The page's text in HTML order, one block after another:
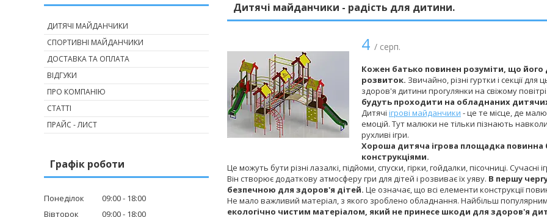
Дитячі майданчики - радість для дитини.
4 / серп.
Кожен батько повинен розуміти, що
розвиток. Звичайно, різні гуртки і секції
здоров'я дитини прогулянки на свіжому
будуть проходити на обладнаних
Дитячі ігрові майданчики - це те місце, де
емоцій. Тут малюки не тільки пізнають
рухливі ігри.
Хороша дитяча ігрова площадка повинна
конструкціями.
Це можуть бути різні лазалкі, підйоми, спуски, гірки, гойдалки, пісочниці.
Він створює додаткову атмосферу гри для дітей і розвиває їх уяву. В першу
безпечною для здоров'я дітей. Це означає, що всі елементи конструкції
Не мало важливий матеріал, з якого зроблено обладнання. Найбільш
екологічно чистим матеріалом, який не принесе шкоди для здоров'я
ДИТЯЧІ МАЙДАНЧИКИ
СПОРТИВНІ МАЙДАНЧИКИ
ДОСТАВКА ТА ОПЛАТА
ВІДГУКИ
ПРО КОМПАНІЮ
СТАТТІ
ПРАЙС - ЛИСТ
Графік роботи
Понеділок 09:00
18:00
Вівторок
09:00
18:00